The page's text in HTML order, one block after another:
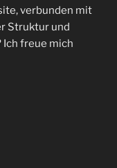
verbunden mit
Struktur und
freue mich